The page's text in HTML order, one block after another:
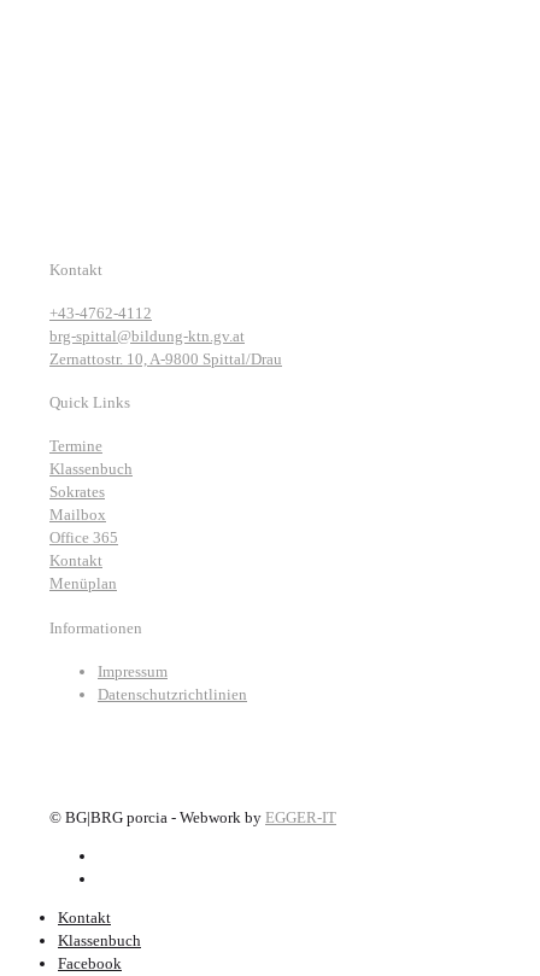
Kontakt
+43-4762-4112
brg-spittal@bildung-ktn.gv.at
Zernattostr. 10, A-9800 Spittal/Drau
Quick Links
Termine
Klassenbuch
Sokrates
Mailbox
Office 365
Kontakt
Menüplan
Informationen
Impressum
Datenschutzrichtlinien
© BG|BRG porcia - Webwork by EGGER-IT
Kontakt
Klassenbuch
Facebook